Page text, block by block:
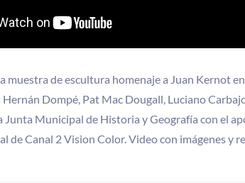
muestra de escultura homenaje a Juan Kernot
Dompé, Pat Mac Dougall, Luciano
Junta Municipal de Historia y Geografía con el
de Canal 2 Vision Color. Video con imágenes y